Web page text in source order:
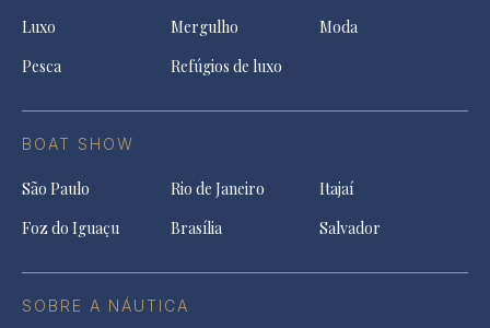
Luxo
Mergulho
Moda
Pesca
Refúgios de luxo
BOAT SHOW
São Paulo Rio de Janeiro
Itajaí
Foz do Iguaçu
Brasília Salvador
SOBRE A NÁUTICA